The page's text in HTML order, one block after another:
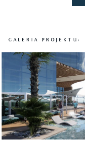
GALERIA PROJEKTU: